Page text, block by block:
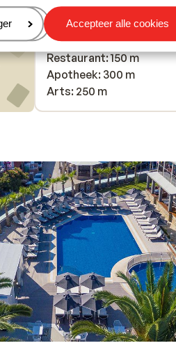
Accepteer alle cookies
Pinautomaat: 120 m
Winkels: 100 m
(Mini)supermarkt: 100 m
Restaurant: 150 m
Apotheek: 300 m
Arts: 250 m